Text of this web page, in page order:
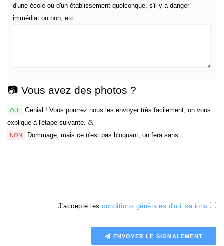
d'une école ou d'un établissement quelconque, s'il y a danger
immédiat ou non, etc.
📷 Vous avez des photos ?
OUI
Génial ! Vous pourrez nous les envoyer très facilement, on vous
explique à l'étape suivante. 💪
NON Dommage, mais ce n'est pas bloquant, on fera sans.
J'accepte les conditions générales d'utilisations
ENVOYER LE SIGNALEMENT